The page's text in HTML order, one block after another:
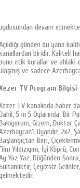
devam
günden bu yana
biridir. Kaliteli
etik kurallar ve ahlaki
ve sadece
TV Program Bilgisi
TV kanalında haber
5 in 5 Oylarında, Bir
Gizem, Doktor
Uyandır, 2x2,
Beri,
Yıldızıyım, İyi Köprü,
Yaz Yaz, Düğünden
Çeyizsiz